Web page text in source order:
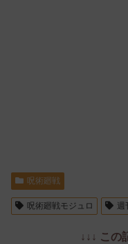
呪術廻戦
呪術廻戦モジュロ 週
↓↓↓ この